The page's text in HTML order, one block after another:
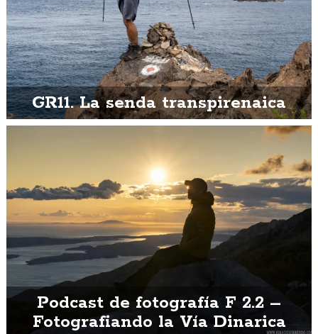
GR11. La senda transpirenaica
Podcast de fotografía F 2.2 –
Fotografiando la Vía Dinarica